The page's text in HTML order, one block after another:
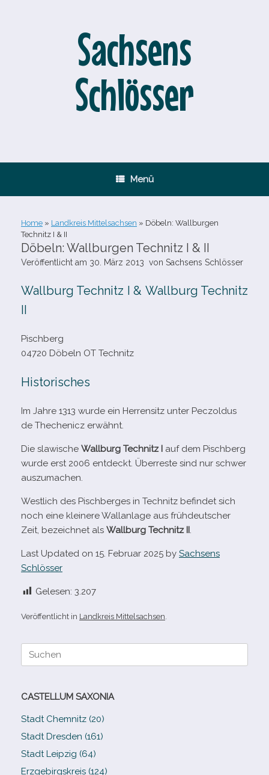
Sachsens
Schlösser
Menü
Home » Landkreis Mittelsachsen » Döbeln: Wallburgen
Technitz I & II
Döbeln: Wallburgen Technitz I & II
Veröffentlicht am 30. März 2013 von Sachsens Schlösser
Wallburg Technitz I & Wallburg Technitz
II
Pischberg
04720 Döbeln OT Technitz
Historisches
Im Jahre 1313 wurde ein Herrensitz unter Peczoldus
de Thechenicz erwähnt.
Die sla­wi­sche Wallburg Technitz I auf dem Pischberg
wurde erst 2006 ent­deckt. Überreste sind nur schwer
auszumachen.
Westlich des Pischberges in Technitz befin­det sich
noch eine klei­nere Wallanlage aus früh­deut­scher
Zeit, bezeich­net als Wallburg Technitz II.
Last Updated on 15. Februar 2025 by Sachsens
Schlösser
Gelesen: 3.207
Veröffentlicht in Landkreis Mittelsachsen
Suche
CASTELLUM SAXONIA
Stadt Chemnitz (20)
Stadt Dresden (161)
Stadt Leipzig (64)
Erzgebirgskreis (124)